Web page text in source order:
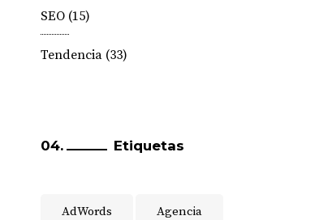
SEO(15)
Tendencia(33)
Etiquetas
AdWords Agencia